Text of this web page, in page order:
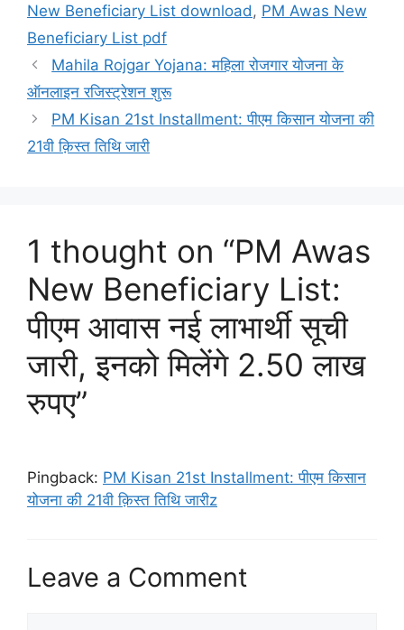
New Beneficiary List download , PM Awas New
Beneficiary List pdf
Mahila Rojgar Yojana: महिला रोजगार योजना के
ऑनलाइन रजिस्ट्रेशन शुरू
PM Kisan 21st Installment: पीएम किसान योजना की
21वी क़िस्त तिथि जारी
1 thought on “PM Awas
New Beneficiary List:
पीएम आवास नई लाभार्थी सूची
जारी, इनको मिलेंगे 2.50 लाख
रुपए”
Pingback: PM Kisan 21st Installment: पीएम किसान
योजना की 21वी क़िस्त तिथि जारीz
Leave a Comment